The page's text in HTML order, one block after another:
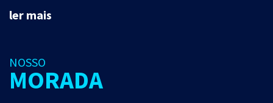
ler mais
NOSSO
MORADA